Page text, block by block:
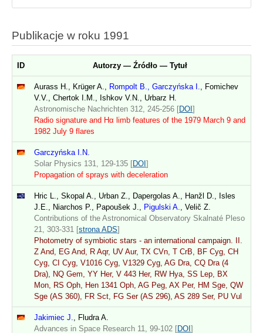
Publikacje w roku 1991
ID Autorzy — Źródło — Tytuł
Aurass H., Krüger A., Rompolt B., Garczyńska I.
, Fomichev
V.V., Chertok I.M., Ishkov V.N., Urbarz H.
Astronomische Nachrichten 312, 245-256 [DOI ]
Radio signature and Hα limb features of the 1979 March 9 and
1982 July 9 flares
Garczyńska I.N.
Solar Physics 131, 129-135 [DOI ]
Propagation of sprays with deceleration
Hric L., Skopal A., Urban Z., Dapergolas A., Hanžl D., Isles
J.E., Niarchos P., Papoušek J.,
Pigulski A.
, Velič Z.
Contributions of the Astronomical Observatory Skalnaté Pleso
21, 303-331 [strona ADS]
Photometry of symbiotic stars - an international campaign. II.
Z And, EG And, R Aqr, UV Aur, TX CVn, T CrB, BF Cyg, CH
Cyg, CI Cyg, V1016 Cyg, V1329 Cyg, AG Dra, CQ Dra (4
Dra), NQ Gem, YY Her, V 443 Her, RW Hya, SS Lep, BX
Mon, RS Oph, Hen 1341 Oph, AG Peg, AX Per, HM Sge, QW
Sge (AS 360), FR Sct, FG Ser (AS 296), AS 289 Ser, PU Vul
Jakimiec J.
, Fludra A.
Advances in Space Research 11, 99-102 [DOI ]